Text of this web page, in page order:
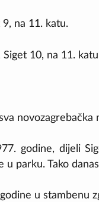
na 11. katu.
10, na 11.
novozagrebačka
godine, dijeli
parku. Tako
u stambenu